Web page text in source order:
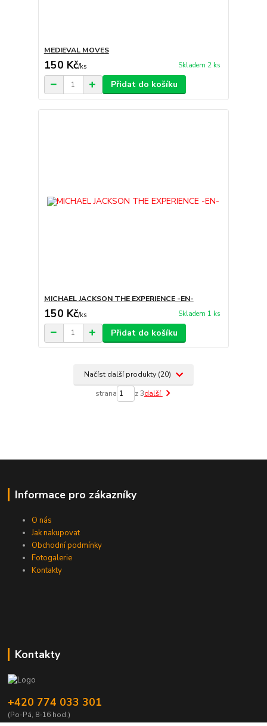
MEDIEVAL MOVES
150 Kč/ks Skladem 2 ks
Přidat do košíku
MICHAEL JACKSON THE EXPERIENCE -EN-
150 Kč/ks Skladem 1 ks
Přidat do košíku
Načíst další produkty (20)
strana z 3další
Informace pro zákazníky
O nás
Jak nakupovat
Obchodní podmínky
Fotogalerie
Kontakty
Kontakty
+420 774 033 301
(Po-Pá, 8-16 hod.)